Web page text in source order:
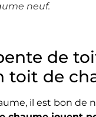
neuf.
de
toit de
il est bon de